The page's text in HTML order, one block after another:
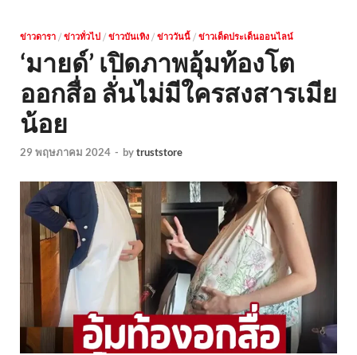
ข่าวดารา / ข่าวทั่วไป / ข่าวบันเทิง / ข่าววันนี้ / ข่าวเด็ดประเด็นออนไลน์
‘มายด์’ เปิดภาพอุ้มท้องโต
ออกสื่อ ลั่นไม่มีใครสงสารเมีย
น้อย
29 พฤษภาคม 2024 - bytruststore